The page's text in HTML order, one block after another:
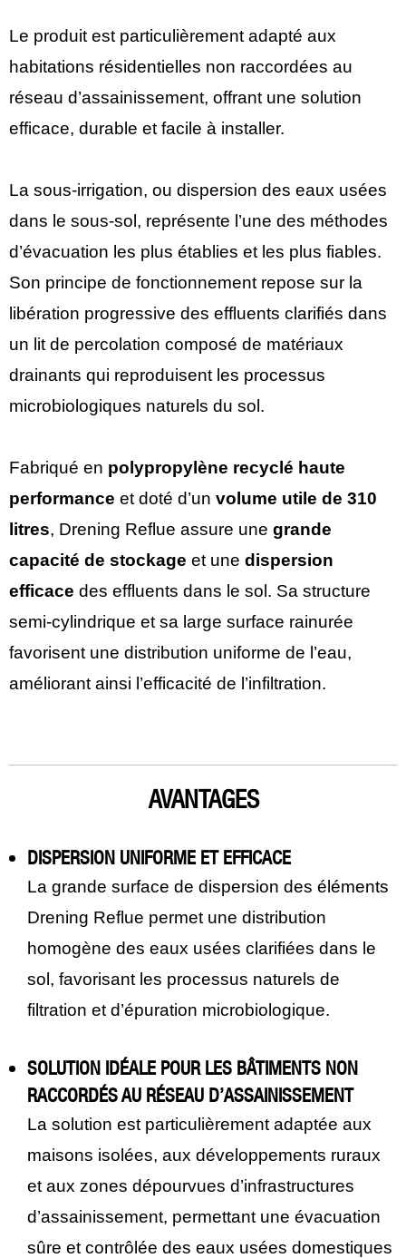
Le produit est particulièrement adapté aux
habitations résidentielles non raccordées au
réseau d’assainissement, offrant une solution
efficace, durable et facile à installer.
La sous-irrigation, ou dispersion des eaux usées
dans le sous-sol, représente l’une des méthodes
d’évacuation les plus établies et les plus fiables.
Son principe de fonctionnement repose sur la
libération progressive des effluents clarifiés dans
un lit de percolation composé de matériaux
drainants qui reproduisent les processus
microbiologiques naturels du sol.
Fabriqué en polypropylène recyclé haute
performance et doté d’un volume utile de 310
litres, Drening Reflue assure une grande
capacité de stockage et une dispersion
efficace des effluents dans le sol. Sa structure
semi-cylindrique et sa large surface rainurée
favorisent une distribution uniforme de l’eau,
améliorant ainsi l’efficacité de l’infiltration.
AVANTAGES
DISPERSION UNIFORME ET EFFICACE
La grande surface de dispersion des éléments
Drening Reflue permet une distribution
homogène des eaux usées clarifiées dans le
sol, favorisant les processus naturels de
filtration et d’épuration microbiologique.
SOLUTION IDÉALE POUR LES BÂTIMENTS NON
RACCORDÉS AU RÉSEAU D’ASSAINISSEMENT
La solution est particulièrement adaptée aux
maisons isolées, aux développements ruraux
et aux zones dépourvues d’infrastructures
d’assainissement, permettant une évacuation
sûre et contrôlée des eaux usées domestiques